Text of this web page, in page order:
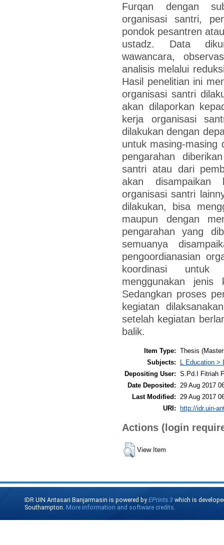
Furqan dengan
organisasi santri,
pondok pesantren
ustadz. Data
wawancara,
analisis melalui
Hasil penelitian ini
organisasi santri
akan dilaporkan
kerja organisasi
dilakukan dengan
untuk masing-masing
pengarahan
santri atau dari
akan disampaikan
organisasi santri
dilakukan, bisa
maupun dengan
pengarahan yang
semuanya
pengoordianasian
koordinasi untuk
menggunakan jenis
Sedangkan proses
kegiatan
setelah kegiatan
balik.
Item Type: Thesis
Subjects:
L Education >
Depositing User: S.Pd.I Fitriah
Date Deposited:
29 Aug 2017
Last Modified:
29 Aug 2017
URI: http://idr.uin-
Actions (login
View Item
IDR UIN Antasari Banjarmasin is powered byEPrints 3 which is
Southampton. More information and software credits.